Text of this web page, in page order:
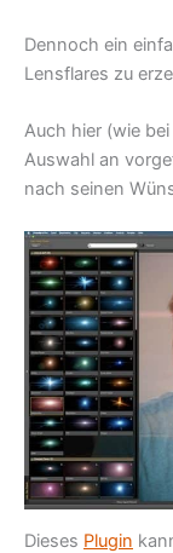
Dennoch ein
Lensflares zu
Auch hier (wie
Auswahl an
nach seinen
Dieses Plugin